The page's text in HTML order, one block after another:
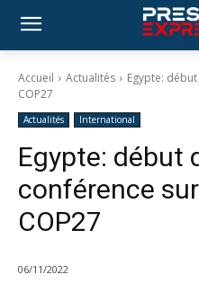
Accueil Actualités
Egypte:
COP27
Actualités International
Egypte: début
conférence
COP27
06/11/2022